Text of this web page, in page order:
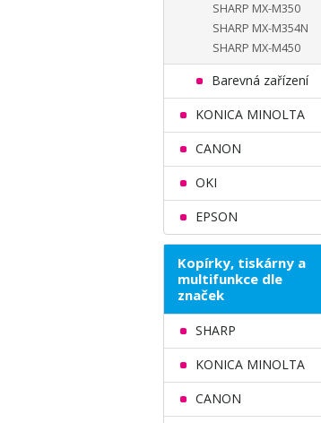
SHARP MX-M350
SHARP MX-M354N
SHARP MX-M450
Barevná zařízení
KONICA MINOLTA
CANON
OKI
EPSON
Kopírky, tiskárny a
multifunkce dle
značek
SHARP
KONICA MINOLTA
CANON